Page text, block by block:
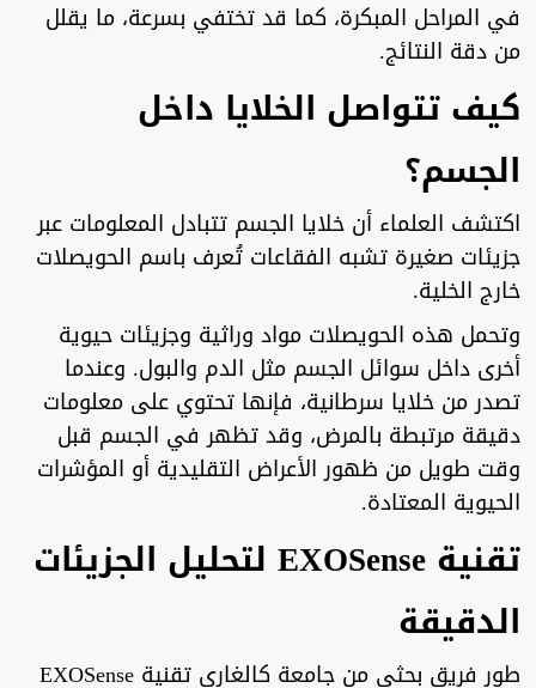
في المراحل المبكرة، كما قد تختفي بسرعة، ما يقلل
من دقة النتائج.
كيف تتواصل الخلايا داخل
الجسم؟
اكتشف العلماء أن خلايا الجسم تتبادل المعلومات عبر
جزيئات صغيرة تشبه الفقاعات تُعرف باسم الحويصلات
خارج الخلية.
وتحمل هذه الحويصلات مواد وراثية وجزيئات حيوية
أخرى داخل سوائل الجسم مثل الدم والبول. وعندما
تصدر من خلايا سرطانية، فإنها تحتوي على معلومات
دقيقة مرتبطة بالمرض، وقد تظهر في الجسم قبل
وقت طويل من ظهور الأعراض التقليدية أو المؤشرات
الحيوية المعتادة.
تقنية EXOSense لتحليل الجزيئات
الدقيقة
طور فريق بحثي من جامعة كالغاري تقنية EXOSense